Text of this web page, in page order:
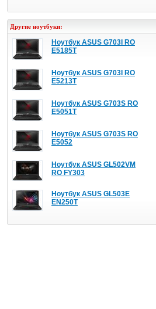
Другие ноутбуки:
Ноутбук ASUS G703I RO
E5185T
Ноутбук ASUS G703I RO
E5213T
Ноутбук ASUS G703S RO
E5051T
Ноутбук ASUS G703S RO
E5052
Ноутбук ASUS GL502VM
RO FY303
Ноутбук ASUS GL503E
EN250T